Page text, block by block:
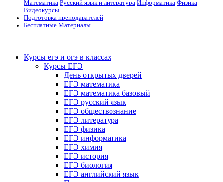
Математика Русский язык и литература Информатика Физика
Видеокурсы
Подготовка преподавателей
Бесплатные Материалы
Курсы егэ и огэ в классах
Курсы ЕГЭ
День открытых дверей
ЕГЭ математика
ЕГЭ математика базовый
ЕГЭ русский язык
ЕГЭ обществознание
ЕГЭ литература
ЕГЭ физика
ЕГЭ информатика
ЕГЭ химия
ЕГЭ история
ЕГЭ биология
ЕГЭ английский язык